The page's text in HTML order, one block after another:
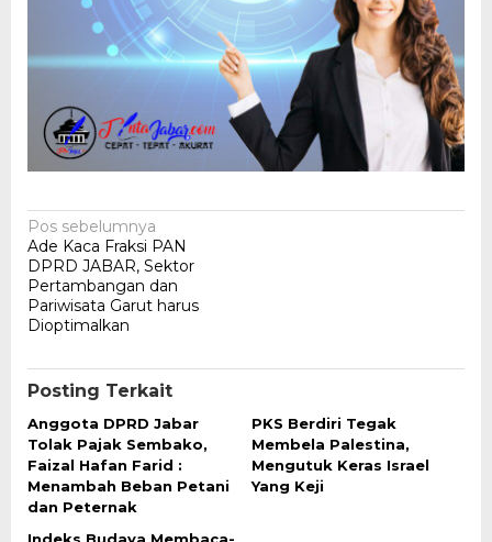
Navigasi
pos
Pos sebelumnya
Ade Kaca Fraksi PAN
DPRD JABAR, Sektor
Pertambangan dan
Pariwisata Garut harus
Dioptimalkan
Posting Terkait
Anggota DPRD Jabar
Tolak Pajak Sembako,
Faizal Hafan Farid :
Menambah Beban Petani
dan Peternak
PKS Berdiri Tegak
Membela Palestina,
Mengutuk Keras Israel
Yang Keji
Indeks Budaya Membaca-